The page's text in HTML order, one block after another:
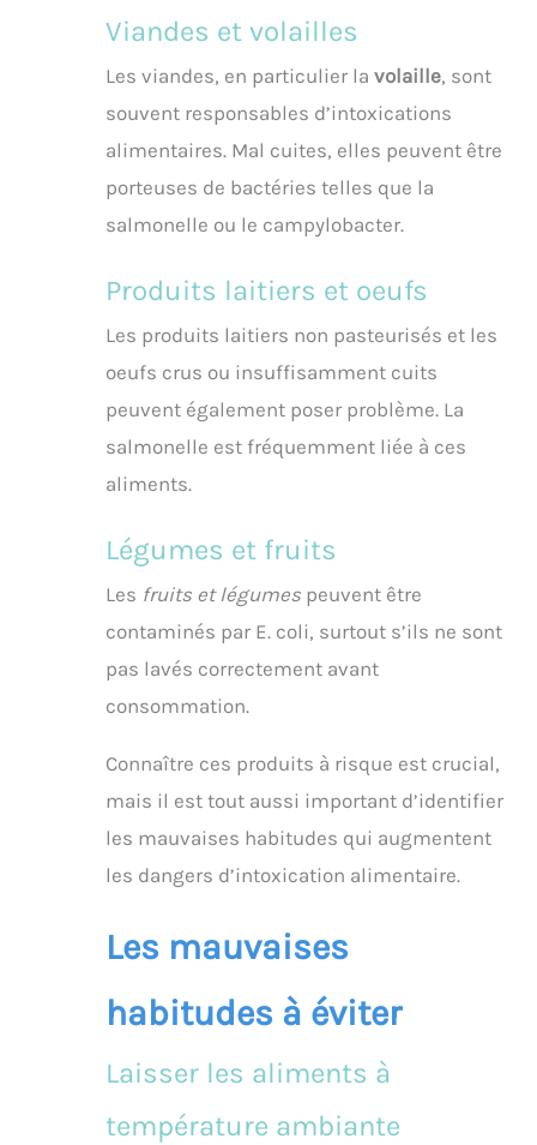
Viandes et volailles
Les viandes, en particulier la volaille, sont
souvent responsables d’intoxications
alimentaires. Mal cuites, elles peuvent être
porteuses de bactéries telles que la
salmonelle ou le campylobacter.
Produits laitiers et oeufs
Les produits laitiers non pasteurisés et les
oeufs crus ou insuffisamment cuits
peuvent également poser problème. La
salmonelle est fréquemment liée à ces
aliments.
Légumes et fruits
Les fruits et légumes peuvent être
contaminés par E. coli, surtout s’ils ne sont
pas lavés correctement avant
consommation.
Connaître ces produits à risque est crucial,
mais il est tout aussi important d’identifier
les mauvaises habitudes qui augmentent
les dangers d’intoxication alimentaire.
Les mauvaises
habitudes à éviter
Laisser les aliments à
température ambiante